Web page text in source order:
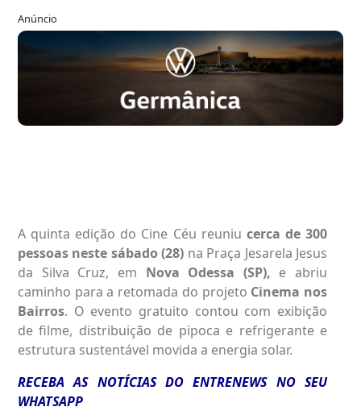
Anúncio
A quinta edição do Cine Céu reuniu cerca de 300
pessoas neste sábado (28) na Praça Jesarela Jesus
da Silva Cruz, em Nova Odessa (SP), e abriu
caminho para a retomada do projeto Cinema nos
Bairros. O evento gratuito contou com exibição
de filme, distribuição de pipoca e refrigerante e
estrutura sustentável movida a energia solar.
RECEBA AS NOTÍCIAS DO ENTRENEWS NO SEU
WHATSAPP